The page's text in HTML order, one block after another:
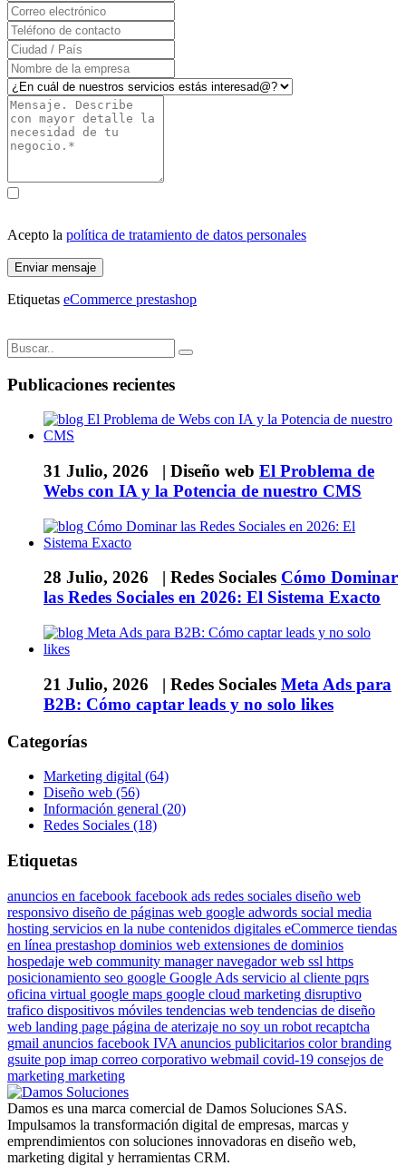
Acepto la política de tratamiento de datos personales
Enviar mensaje
Etiquetas eCommerce prestashop
Publicaciones recientes
31 Julio, 2026 | Diseño web El Problema de
Webs con IA y la Potencia de nuestro CMS
28 Julio, 2026 | Redes Sociales Cómo Dominar
las Redes Sociales en 2026: El Sistema Exacto
21 Julio, 2026 | Redes Sociales Meta Ads para
B2B: Cómo captar leads y no solo likes
Categorías
Marketing digital (64)
Diseño web (56)
Información general (20)
Redes Sociales (18)
Etiquetas
anuncios en facebook facebook ads redes sociales diseño web
responsivo diseño de páginas web google adwords social media
hosting servicios en la nube contenidos digitales eCommerce tiendas
en línea prestashop dominios web extensiones de dominios
hospedaje web community managernavegador web ssl https
posicionamiento seo google Google Ads servicio al cliente pqrs
oficina virtual google maps google cloud marketing disruptivo
trafico dispositivos móviles tendencias web tendencias de diseño
web landing page página de aterizaje no soy un robot recaptcha
gmail anuncios facebook IVA anuncios publicitarios colorbranding
gsuite pop imap correo corporativo webmail covid-19 consejos de
marketing marketing
Damos es una marca comercial de Damos Soluciones SAS.
Impulsamos la transformación digital de empresas, marcas y
emprendimientos con soluciones innovadoras en diseño web,
marketing digital y herramientas CRM.